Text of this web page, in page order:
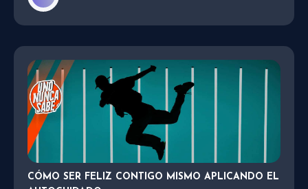
CÓMO SER FELIZ CONTIGO MISMO APLICANDO EL